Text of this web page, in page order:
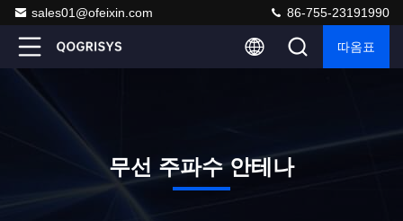
sales01@ofeixin.com 86-755-23191990
따옴표
무선 주파수 안테나